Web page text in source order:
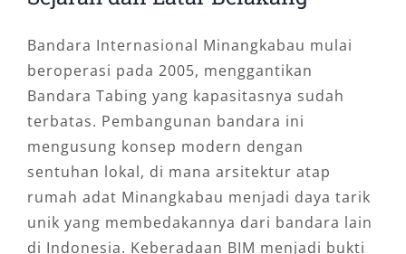
Bandara Internasional Minangkabau mulai
beroperasi pada 2005, menggantikan
Bandara Tabing yang kapasitasnya sudah
terbatas. Pembangunan bandara ini
mengusung konsep modern dengan
sentuhan lokal, di mana arsitektur atap
rumah adat Minangkabau menjadi daya tarik
unik yang membedakannya dari bandara lain
di Indonesia. Keberadaan BIM menjadi bukti